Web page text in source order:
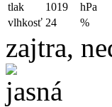
tlak
1019
hPa
vlhkosť 24 %
zajtra,